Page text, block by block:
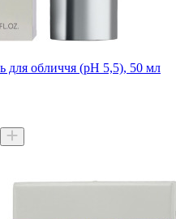
для обличчя (рН 5,5), 50 мл